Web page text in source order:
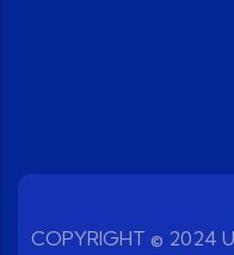
COPYRIGHT © 2024